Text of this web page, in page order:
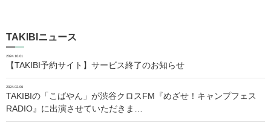
TAKIBIニュース
2024.10.01
【TAKIBI予約サイト】サービス終了のお知らせ
2024.02.06
TAKIBIの「こばやん」が渋谷クロスFM『めざせ！キャンプフェス
RADIO』に出演させていただきま…